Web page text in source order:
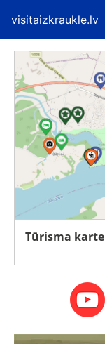
visitaizkraukle.lv
Tūrisma karte